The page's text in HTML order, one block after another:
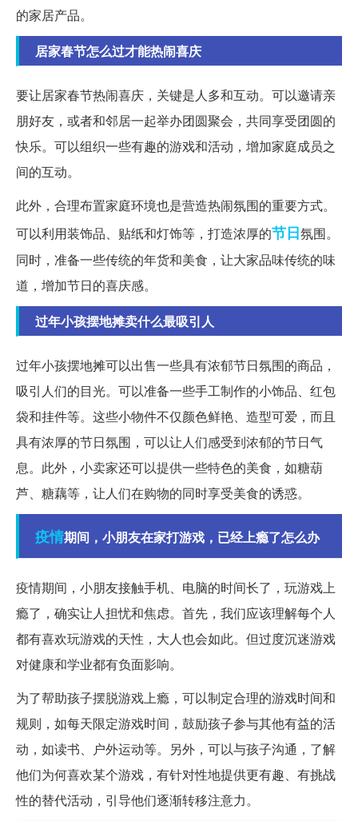
的家居产品。
居家春节怎么过才能热闹喜庆
要让居家春节热闹喜庆，关键是人多和互动。可以邀请亲
朋好友，或者和邻居一起举办团圆聚会，共同享受团圆的
快乐。可以组织一些有趣的游戏和活动，增加家庭成员之
间的互动。
此外，合理布置家庭环境也是营造热闹氛围的重要方式。
可以利用装饰品、贴纸和灯饰等，打造浓厚的节日氛围。
同时，准备一些传统的年货和美食，让大家品味传统的味
道，增加节日的喜庆感。
过年小孩摆地摊卖什么最吸引人
过年小孩摆地摊可以出售一些具有浓郁节日氛围的商品，
吸引人们的目光。可以准备一些手工制作的小饰品、红包
袋和挂件等。这些小物件不仅颜色鲜艳、造型可爱，而且
具有浓厚的节日氛围，可以让人们感受到浓郁的节日气
息。此外，小卖家还可以提供一些特色的美食，如糖葫
芦、糖藕等，让人们在购物的同时享受美食的诱惑。
疫情期间，小朋友在家打游戏，已经上瘾了怎么办
疫情期间，小朋友接触手机、电脑的时间长了，玩游戏上
瘾了，确实让人担忧和焦虑。首先，我们应该理解每个人
都有喜欢玩游戏的天性，大人也会如此。但过度沉迷游戏
对健康和学业都有负面影响。
为了帮助孩子摆脱游戏上瘾，可以制定合理的游戏时间和
规则，如每天限定游戏时间，鼓励孩子参与其他有益的活
动，如读书、户外运动等。另外，可以与孩子沟通，了解
他们为何喜欢某个游戏，有针对性地提供更有趣、有挑战
性的替代活动，引导他们逐渐转移注意力。